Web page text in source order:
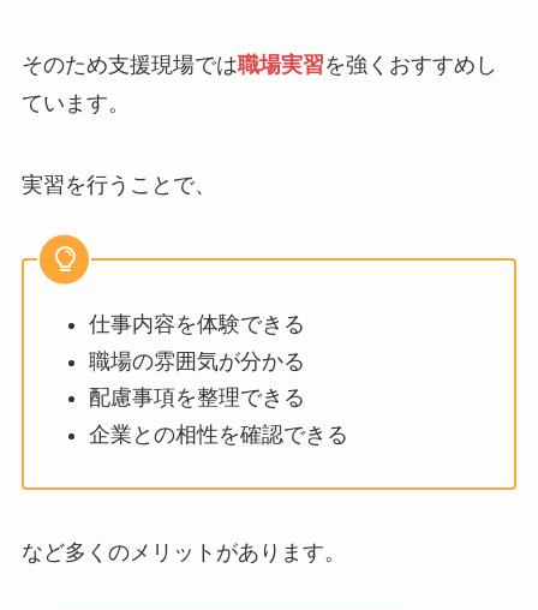
そのため支援現場では職場実習を強くおすすめし
ています。
実習を行うことで、
仕事内容を体験できる
職場の雰囲気が分かる
配慮事項を整理できる
企業との相性を確認できる
など多くのメリットがあります。